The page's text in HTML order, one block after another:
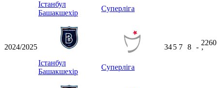
Істанбул
Башакшехір
Суперліга
2024/2025
Істанбул
Башакшехір
Суперліга
345 7 8 -
2260
ʼ